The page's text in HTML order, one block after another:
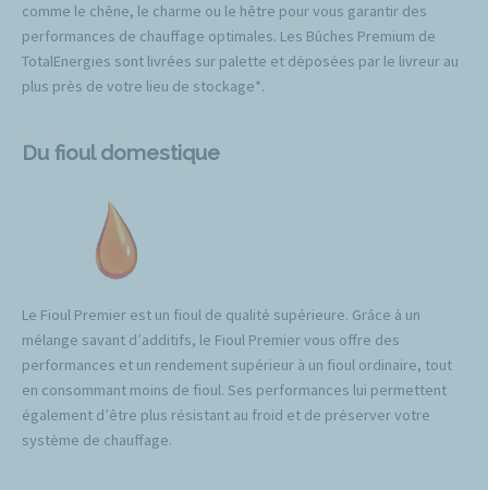
comme le chêne, le charme ou le hêtre pour vous garantir des
performances de chauffage optimales. Les Bûches Premium de
TotalEnergies sont livrées sur palette et déposées par le livreur au
plus près de votre lieu de stockage*.
Du fioul domestique
Le Fioul Premier est un fioul de qualité supérieure. Grâce à un
mélange savant d’additifs, le Fioul Premier vous offre des
performances et un rendement supérieur à un fioul ordinaire, tout
en consommant moins de fioul. Ses performances lui permettent
également d’être plus résistant au froid et de préserver votre
système de chauffage.